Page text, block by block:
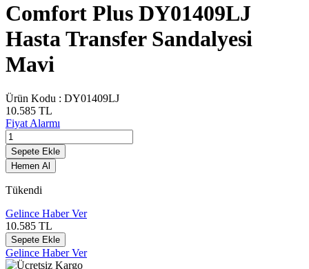
Comfort Plus DY01409LJ
Hasta Transfer Sandalyesi
Mavi
Ürün Kodu : DY01409LJ
10.585 TL
Fiyat Alarmı
Sepete Ekle
Hemen Al
Tükendi
Gelince Haber Ver
10.585 TL
Sepete Ekle
Gelince Haber Ver